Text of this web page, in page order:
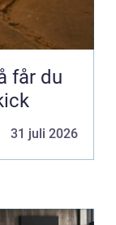
31 juli 2026